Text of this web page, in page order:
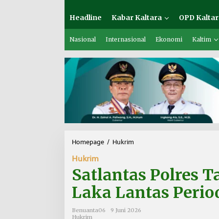
Headline Kabar Kaltara OPD
Nasional Internasional Ekonomi Kaltim
Homepage / Hukrim
a
s
Hukrim
Satlantas Polres
Laka Lantas
Benuanta06
9 Juni 2026
Hukrim